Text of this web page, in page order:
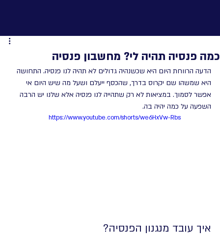
כמה פנסיה תהיה לי? מחשבון פנסיה
הדעה הרווחת היום היא שכשנהיה גדולים לא תהיה לנו פנסיה. התחושה
היא שמשהו שם יקרוס בדרך, שהכסף ייעלם ושעל מה שיש היום אי
אפשר לסמוך. במציאות לא רק שתהייה לנו פנסיה אלא שלנו יש הרבה
השפעה על כמה יהיה בה.
https://www.youtube.com/shorts/we6HxVw-Rbs
איך עובד מנגנון הפנסיה?